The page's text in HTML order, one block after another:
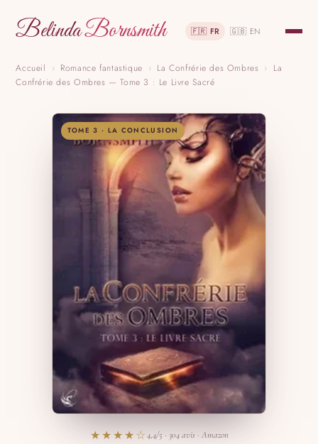
BelindaBornsmith 🇫🇷 FR 🇬🇧 EN
Accueil › Romance fantastique › La Confrérie des Ombres › La
Confrérie des Ombres — Tome 3 : Le Livre Sacré
TOME 3 · LA CONCLUSION
★★★★☆4,4/5 · 304 avis · Amazon